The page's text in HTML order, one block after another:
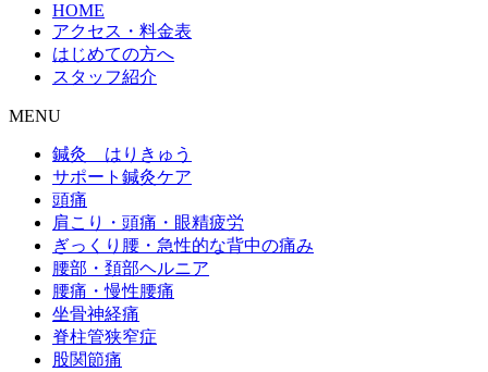
HOME
アクセス・料金表
はじめての方へ
スタッフ紹介
MENU
鍼灸 はりきゅう
サポート鍼灸ケア
頭痛
肩こり・頭痛・眼精疲労
ぎっくり腰・急性的な背中の痛み
腰部・頚部ヘルニア
腰痛・慢性腰痛
坐骨神経痛
脊柱管狭窄症
股関節痛